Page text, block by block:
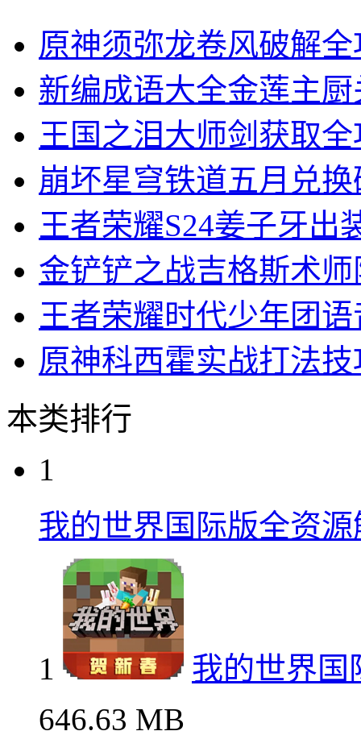
原神须弥龙卷风破解全
新编成语大全金莲主
王国之泪大师剑获取
崩坏星穹铁道五月兑
王者荣耀S24姜子牙出
金铲铲之战吉格斯术
王者荣耀时代少年团
原神科西霍实战打法
本类排行
1
我的世界国际版全资
1
我的世界国
646.63 MB